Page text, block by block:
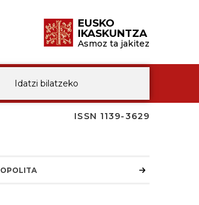
EUSKO
IKASKUNTZA
Asmoz ta jakitez
ISSN 1139-3629